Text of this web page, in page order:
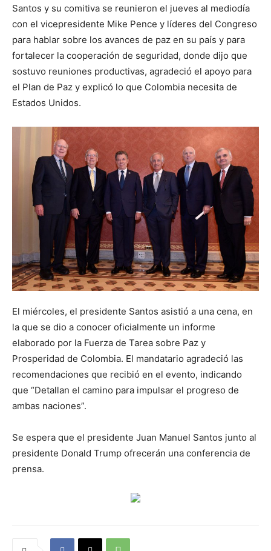
Santos y su comitiva se reunieron el jueves al mediodía
con el vicepresidente Mike Pence y líderes del Congreso
para hablar sobre los avances de paz en su país y para
fortalecer la cooperación de seguridad, donde dijo que
sostuvo reuniones productivas, agradeció el apoyo para
el Plan de Paz y explicó lo que Colombia necesita de
Estados Unidos.
El miércoles, el presidente Santos asistió a una cena, en
la que se dio a conocer oficialmente un informe
elaborado por la Fuerza de Tarea sobre Paz y
Prosperidad de Colombia. El mandatario agradeció las
recomendaciones que recibió en el evento, indicando
que “Detallan el camino para impulsar el progreso de
ambas naciones”.
Se espera que el presidente Juan Manuel Santos junto al
presidente Donald Trump ofrecerán una conferencia de
prensa.